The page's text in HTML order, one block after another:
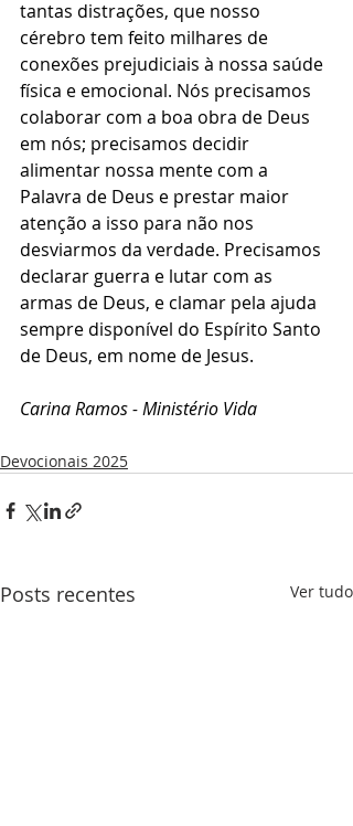
tantas distrações, que nosso
cérebro tem feito milhares de
conexões prejudiciais à nossa saúde
física e emocional. Nós precisamos
colaborar com a boa obra de Deus
em nós; precisamos decidir
alimentar nossa mente com a
Palavra de Deus e prestar maior
atenção a isso para não nos
desviarmos da verdade. Precisamos
declarar guerra e lutar com as
armas de Deus, e clamar pela ajuda
sempre disponível do Espírito Santo
de Deus, em nome de Jesus.
Carina Ramos - Ministério Vida
Devocionais 2025
Posts recentes Ver tudo